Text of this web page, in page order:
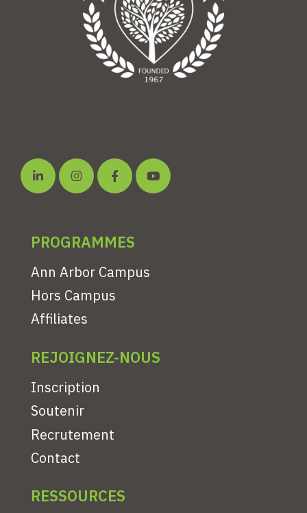
PROGRAMMES
Ann Arbor Campus
Hors Campus
Affiliates
REJOIGNEZ-NOUS
Inscription
Soutenir
Recrutement
Contact
RESSOURCES